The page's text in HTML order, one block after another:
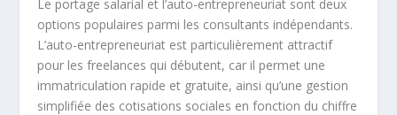
Le portage salarial et l’auto-entrepreneuriat sont deux
options populaires parmi les consultants indépendants.
L’auto-entrepreneuriat est particulièrement attractif
pour les freelances qui débutent, car il permet une
immatriculation rapide et gratuite, ainsi qu’une gestion
simplifiée des cotisations sociales en fonction du chiffre